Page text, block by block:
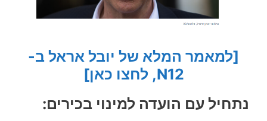
[למאמר המלא של יובל אראל ב-
N12, לחצו כאן]
נתחיל עם הועדה למינוי בכירים: